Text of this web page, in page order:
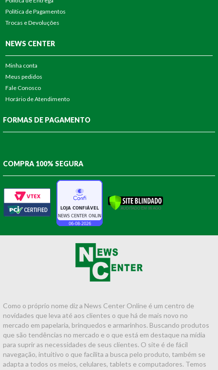
Política de Pagamentos
Trocas e Devoluções
NEWS CENTER
Minha conta
Meus pedidos
Fale Conosco
Horário de Atendimento
FORMAS DE PAGAMENTO
COMPRA 100% SEGURA
Como o próprio nome diz a News Center Online é um centro de
novidades que leva até aos clientes o que há de mais novo no
mercado em papelaria, brinquedos e armarinhos. Buscando produtos
que são tendências no mercado e o que está em destaque na mídia
para suprir as necessidades de seus clientes. O site é de fácil
navegação, intuitivo o que facilita a busca pelo produto, também se
adapta a todos os meios, celulares, tablets e computadores. Temos